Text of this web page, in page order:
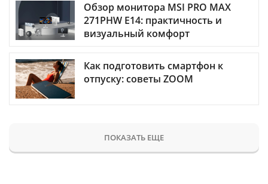
Обзор монитора MSI PRO MAX
271PHW E14: практичность и
визуальный комфорт
Как подготовить смартфон к
отпуску: советы ZOOM
ПОКАЗАТЬ ЕЩЕ